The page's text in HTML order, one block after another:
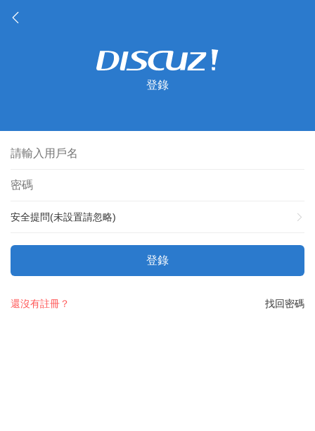
登錄
安全提問(未設置請忽略)
登錄
找回密碼
還沒有註冊？